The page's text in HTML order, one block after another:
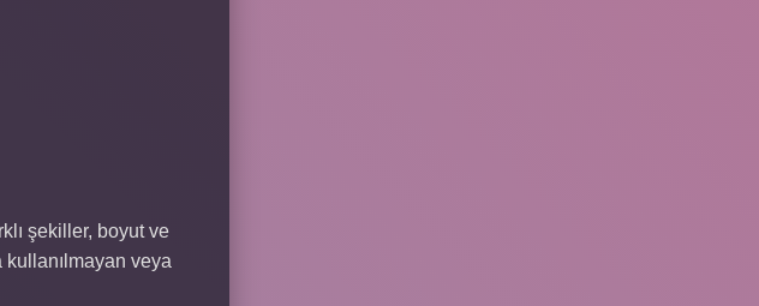
şekiller, boyut ve
kullanılmayan veya